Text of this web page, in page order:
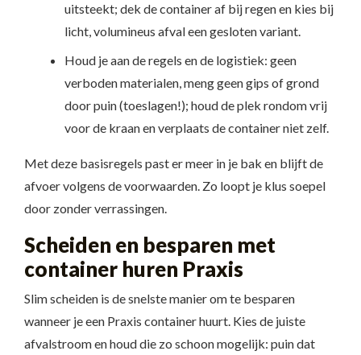
uitsteekt; dek de container af bij regen en kies bij
licht, volumineus afval een gesloten variant.
Houd je aan de regels en de logistiek: geen
verboden materialen, meng geen gips of grond
door puin (toeslagen!); houd de plek rondom vrij
voor de kraan en verplaats de container niet zelf.
Met deze basisregels past er meer in je bak en blijft de
afvoer volgens de voorwaarden. Zo loopt je klus soepel
door zonder verrassingen.
Scheiden en besparen met
container huren Praxis
Slim scheiden is de snelste manier om te besparen
wanneer je een Praxis container huurt. Kies de juiste
afvalstroom en houd die zo schoon mogelijk: puin dat